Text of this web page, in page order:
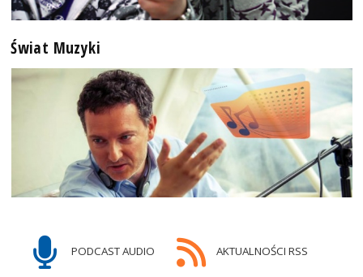
Świat Muzyki
PODCAST AUDIO AKTUALNOŚCI RSS